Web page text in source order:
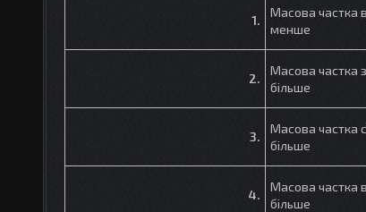
1.
Масова частка
менше
2.
Масова частка
більше
3.
Масова частка
більше
4.
Масова частка
більше